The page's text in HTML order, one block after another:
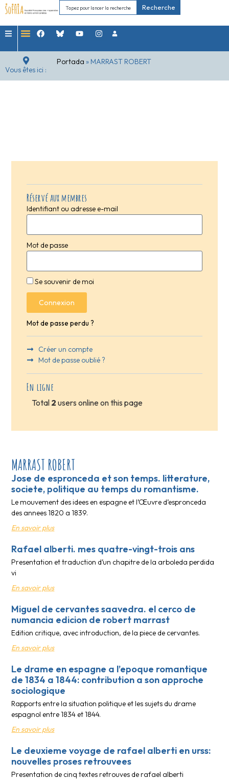
Recherche
Vous êtes ici :
Portada » MARRAST ROBERT
Réservé aux membres
Identifiant ou adresse e-mail
Mot de passe
Se souvenir de moi
Connexion
Mot de passe perdu ?
Créer un compte
Mot de passe oublié ?
En ligne
Total 2 users online on this page
MARRAST ROBERT
Jose de espronceda et son temps. litterature,
societe, politique au temps du romantisme.
Le mouvement des idees en espagne et l’Œuvre d’espronceda
des annees 1820 a 1839.
En savoir plus
Rafael alberti. mes quatre-vingt-trois ans
Presentation et traduction d’un chapitre de la arboleda perdida
vi
En savoir plus
Miguel de cervantes saavedra. el cerco de
numancia edicion de robert marrast
Edition critique, avec introduction, de la piece de cervantes.
En savoir plus
Le drame en espagne a l’epoque romantique
de 1834 a 1844: contribution a son approche
sociologique
Rapports entre la situation politique et les sujets du drame
espagnol entre 1834 et 1844.
En savoir plus
Le deuxieme voyage de rafael alberti en urss:
nouvelles proses retrouvees
Presentation de cinq textes retrouves de rafael alberti